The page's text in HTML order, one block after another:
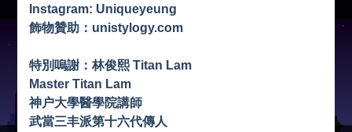
Instagram: Uniqueyeung
飾物贊助：unistylogy.com
特別嗚謝：林俊熙 Titan Lam
Master Titan Lam
神户大學醫學院講師
武當三丰派第十六代傳人